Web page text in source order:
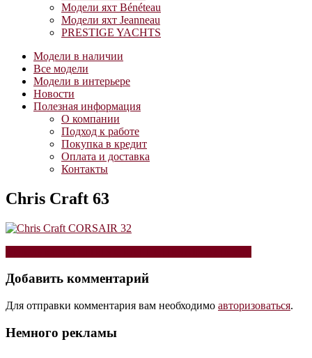
Модели яхт Bénéteau
Модели яхт Jeanneau
PRESTIGE YACHTS
Модели в наличии
Все модели
Модели в интерьере
Новости
Полезная информация
О компании
Подход к работе
Покупка в кредит
Оплата и доставка
Контакты
Chris Craft 63
Навигация
по
записям
Добавить комментарий
Для отправки комментария вам необходимо авторизоваться.
Немного рекламы